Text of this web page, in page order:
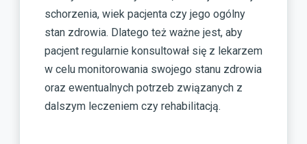
schorzenia, wiek pacjenta czy jego ogólny
stan zdrowia. Dlatego też ważne jest, aby
pacjent regularnie konsultował się z lekarzem
w celu monitorowania swojego stanu zdrowia
oraz ewentualnych potrzeb związanych z
dalszym leczeniem czy rehabilitacją.